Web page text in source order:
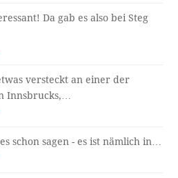
Da gab es also bei Steg
versteckt an einer der
Innsbrucks,…
schon sagen - es ist nämlich in…